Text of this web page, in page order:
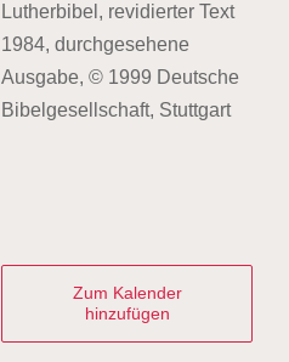
Lutherbibel, revidierter Text
1984, durchgesehene
Ausgabe, © 1999 Deutsche
Bibelgesellschaft, Stuttgart
Zum Kalender
hinzufügen